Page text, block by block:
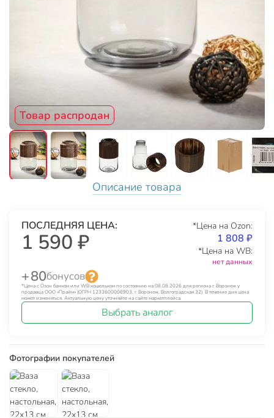
Товар распродан
Описание товара
ПОСЛЕДНЯЯ ЦЕНА:
1 590 ₽
*Цена на Ozon:
1 808 ₽
*Цена на WB:
нет данных
+ 80бонусов
*Цена с Озон банком или WB кошельком по состоянию на 08.08.2026 для региона г. Воронеж у
продавца ООО «Прайм» (ОГРН 1233600006903, г. Воронеж, Волгоградская 32). В течение дня цена
может изменяться. Актуальную цену уточняйте на сайте маркетплейса.
Выбрать аналог
Фотографии покупателей